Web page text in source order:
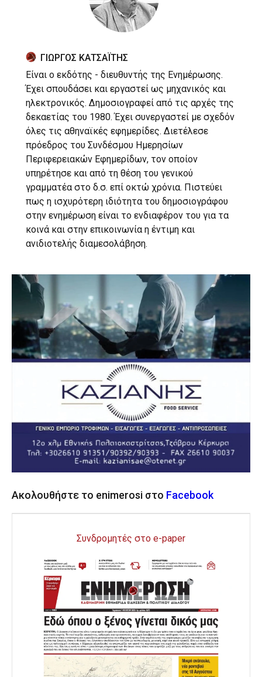
ΓΙΩΡΓΟΣ ΚΑΤΣΑΪΤΗΣ
Είναι ο εκδότης - διευθυντής της Ενημέρωσης.
Έχει σπουδάσει και εργαστεί ως μηχανικός και
ηλεκτρονικός. Δημοσιογραφεί από τις αρχές της
δεκαετίας του 1980. Έχει συνεργαστεί με σχεδόν
όλες τις αθηναϊκές εφημερίδες. Διετέλεσε
πρόεδρος του Συνδέσμου Ημερησίων
Περιφερειακών Εφημερίδων, τον οποίον
υπηρέτησε και από τη θέση του γενικού
γραμματέα στο δ.σ. επί οκτώ χρόνια. Πιστεύει
πως η ισχυρότερη ιδιότητα του δημοσιογράφου
στην ενημέρωση είναι το ενδιαφέρον του για τα
κοινά και στην επικοινωνία η έντιμη και
ανιδιοτελής διαμεσολάβηση.
Ακολουθήστε το enimerosi στο Facebook
Συνδρομητές στο e-paper